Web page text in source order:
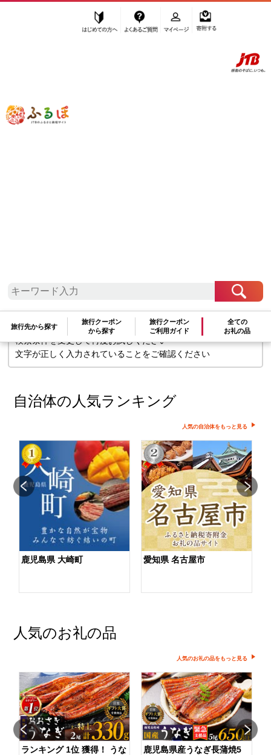
ふるぽ JTBのふるさと納税サイト
旅行先から探す
旅行クーポン
から探す
旅行クーポン
ご利用ガイド
全ての
お礼の品
「ふるさと納税」TOP
検索条件に一致するお礼の品はありま
検索条件を変更して再度お試しください
文字が正しく入力されていることをご確認ください
自治体の人気ランキング
人気の自治体をもっと見る
鹿児島県 大崎町 愛知県 名古屋市
人気のお礼の品
人気のお礼の品をもっと見る
ランキング 1位 獲得！ うな
鹿児島県産うなぎ長蒲焼5